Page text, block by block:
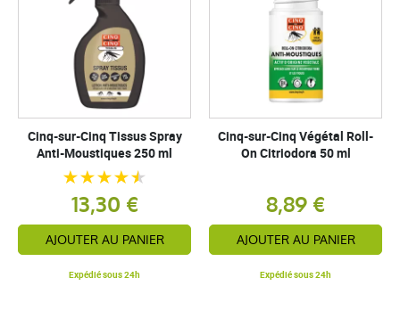
Cinq-sur-Cinq Tissus Spray
Anti-Moustiques 250 ml
13,30 €
AJOUTER AU PANIER
Expédié sous 24h
Cinq-sur-Cinq Végétal Roll-
On Citriodora 50 ml
8,89 €
AJOUTER AU PANIER
Expédié sous 24h